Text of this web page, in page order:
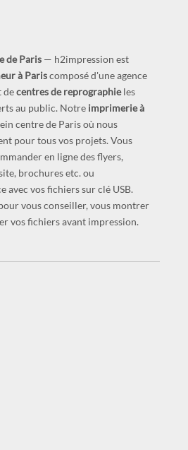
de Paris — h2impression est
à Pariscomposé d'une agence
decentres de reprographieles
au public. Notre imprimerie à
centre de Paris où nous
pour tous vos projets. Vous
en ligne des flyers,
brochures etc. ou
avec vos fichiers sur clé USB.
vous conseiller, vous montrer
vos fichiers avant impression.